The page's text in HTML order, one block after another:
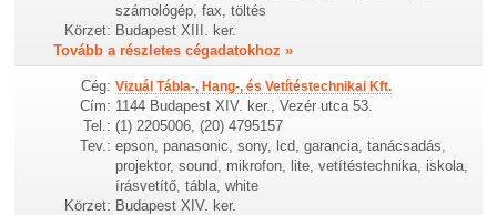
számológép, fax, töltés
Körzet: Budapest XIII. ker.
Tovább a részletes cégadatokhoz »
Cég: Vizuál Tábla-, Hang-, és Vetítéstechnikai Kft.
Cím: 1144 Budapest XIV. ker., Vezér utca 53.
Tel.: (1) 2205006, (20) 4795157
Tev.: epson, panasonic, sony, lcd, garancia, tanácsadás,
projektor, sound, mikrofon, lite, vetítéstechnika, iskola,
írásvetítő, tábla, white
Körzet: Budapest XIV. ker.